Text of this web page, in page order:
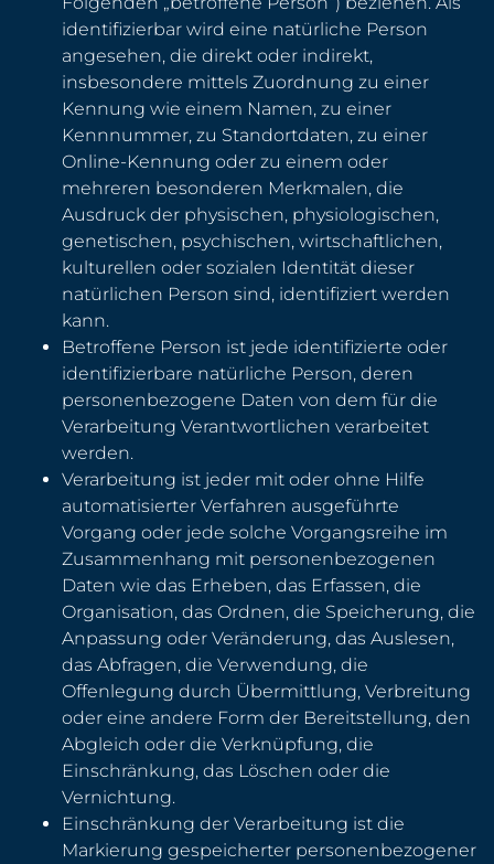
identifizierbar wird eine natürliche Person
angesehen, die direkt oder indirekt,
insbesondere mittels Zuordnung zu einer
Kennung wie einem Namen, zu einer
Kennnummer, zu Standortdaten, zu einer
Online-Kennung oder zu einem oder
mehreren besonderen Merkmalen, die
Ausdruck der physischen, physiologischen,
genetischen, psychischen, wirtschaftlichen,
kulturellen oder sozialen Identität dieser
natürlichen Person sind, identifiziert werden
kann.
Betroffene Person ist jede identifizierte oder
identifizierbare natürliche Person, deren
personenbezogene Daten von dem für die
Verarbeitung Verantwortlichen verarbeitet
werden.
Verarbeitung ist jeder mit oder ohne Hilfe
automatisierter Verfahren ausgeführte
Vorgang oder jede solche Vorgangsreihe im
Zusammenhang mit personenbezogenen
Daten wie das Erheben, das Erfassen, die
Organisation, das Ordnen, die Speicherung, die
Anpassung oder Veränderung, das Auslesen,
das Abfragen, die Verwendung, die
Offenlegung durch Übermittlung, Verbreitung
oder eine andere Form der Bereitstellung, den
Abgleich oder die Verknüpfung, die
Einschränkung, das Löschen oder die
Vernichtung.
Einschränkung der Verarbeitung ist die
Markierung gespeicherter personenbezogener